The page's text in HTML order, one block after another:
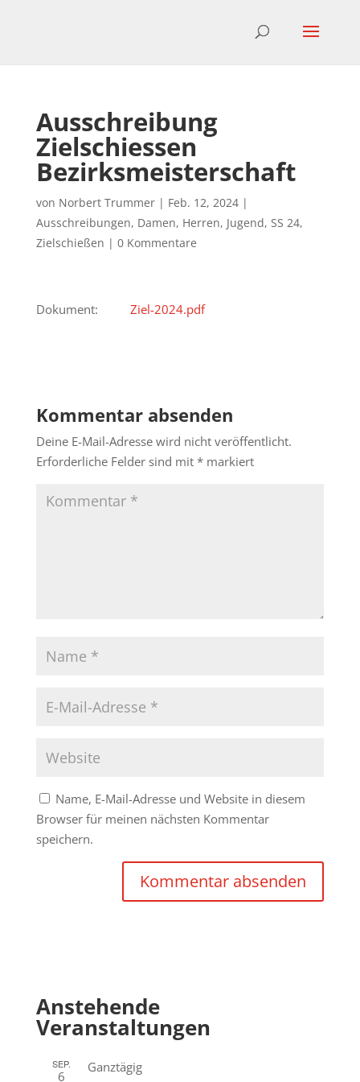
Ausschreibung
Zielschiessen
Bezirksmeisterschaft
von Norbert Trummer| Feb. 12, 2024|
Ausschreibungen, Damen, Herren, Jugend, SS 24,
Zielschießen | 0 Kommentare
Dokument: Ziel-2024.pdf
Kommentar absenden
Deine E-Mail-Adresse wird nicht veröffentlicht.
Erforderliche Felder sind mit *markiert
Name, E-Mail-Adresse und Website in diesem
Browser für meinen nächsten Kommentar
speichern.
Anstehende
Veranstaltungen
SEP.
6
Ganztägig